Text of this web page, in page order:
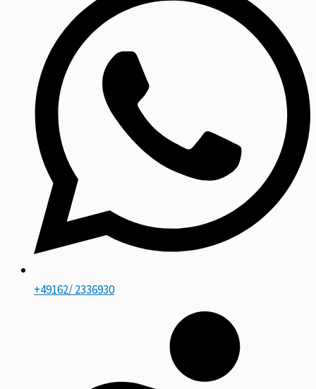
+49162/ 2336930